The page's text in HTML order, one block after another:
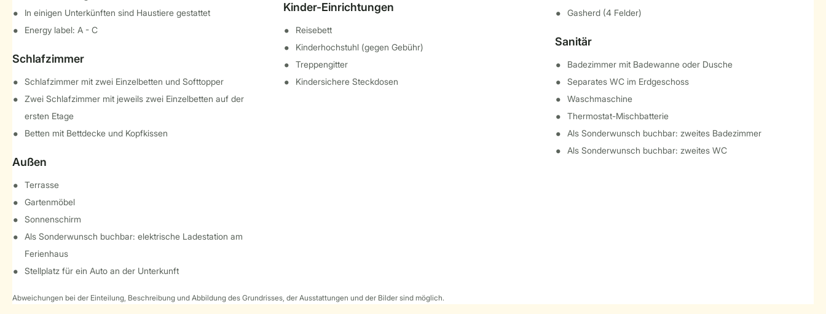
In einigen Unterkünften sind Haustiere gestattet
Energy label: A - C
Schlafzimmer
Schlafzimmer mit zwei Einzelbetten und Softtopper
Zwei Schlafzimmer mit jeweils zwei Einzelbetten auf der
ersten Etage
Betten mit Bettdecke und Kopfkissen
Außen
Terrasse
Gartenmöbel
Sonnenschirm
Als Sonderwunsch buchbar: elektrische Ladestation am
Ferienhaus
Stellplatz für ein Auto an der Unterkunft
Kinder-Einrichtungen
Reisebett
Kinderhochstuhl (gegen Gebühr)
Treppengitter
Kindersichere Steckdosen
Gasherd (4 Felder)
Sanitär
Badezimmer mit Badewanne oder Dusche
Separates WC im Erdgeschoss
Waschmaschine
Thermostat-Mischbatterie
Als Sonderwunsch buchbar: zweites Badezimmer
Als Sonderwunsch buchbar: zweites WC
Abweichungen bei der Einteilung, Beschreibung und Abbildung des Grundrisses, der Ausstattungen und der Bilder sind möglich.